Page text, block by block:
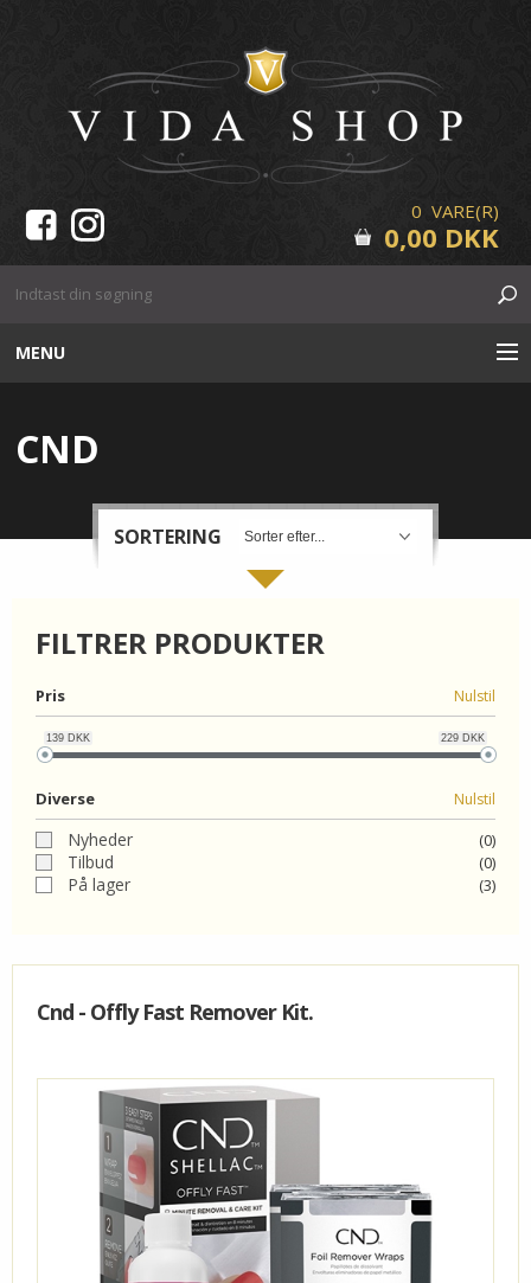
0 VARE(R)
0,00 DKK
MENU
MAKE-UP
VIPPER & BRYN
FORSIDE
KURV
BESTIL
NYHEDER
TILBUD
KUNDECENTER
VIDA - KLINIK
CND
SORTERING
FILTRER PRODUKTER
Pris Nulstil
139 DKK 229 DKK
Diverse Nulstil
Nyheder (0)
Tilbud (0)
På lager (3)
Cnd - Offly Fast Remover Kit.